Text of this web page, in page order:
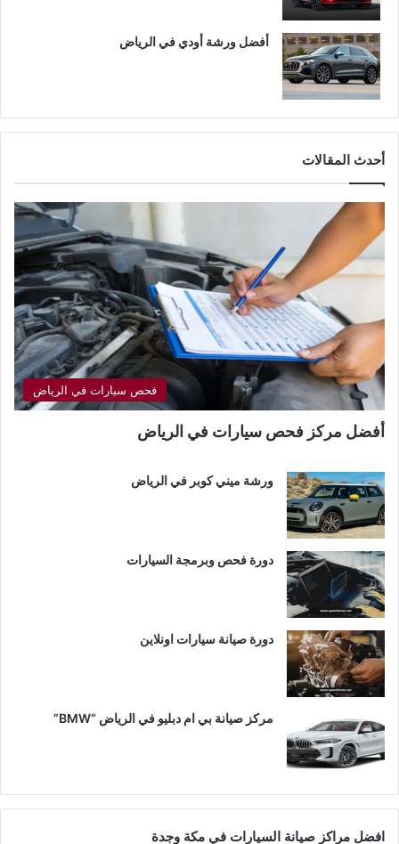
أفضل ورشة أودي في الرياض
أحدث المقالات
فحص سيارات في الرياض
أفضل مركز فحص سيارات في الرياض
ورشة ميني كوبر في الرياض
دورة فحص وبرمجة السيارات
دورة صيانة سيارات اونلاين
مركز صيانة بي ام دبليو في الرياض “BMW”
افضل مراكز صيانة السيارات في مكة وجدة